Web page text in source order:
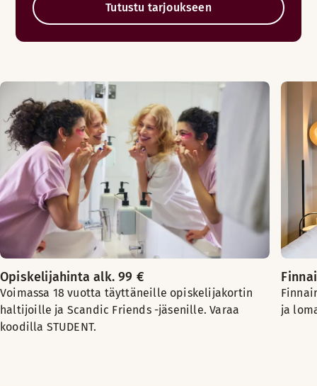
Tutustu tarjoukseen
Opiskelijahinta alk. 99 €
Voimassa 18 vuotta täyttäneille opiskelijakortin
haltijoille ja Scandic Friends -jäsenille. Varaa
koodilla STUDENT.
ja